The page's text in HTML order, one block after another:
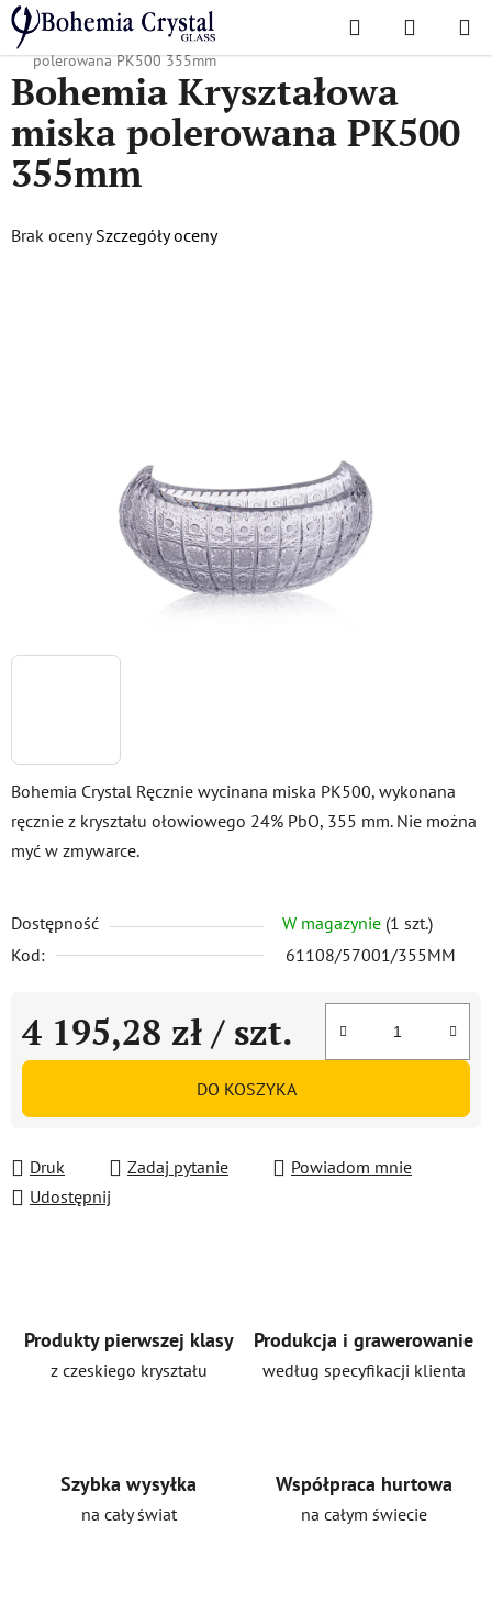
Przejść
do
treści
Szukaj KOSZYK
Home
/ Popularne kolekcje / PK500
Bohemia Kryształowa miska
polerowana PK500 355mm
Bohemia Crystal Ręcznie wycinana miska PK500, wykonana
ręcznie z kryształu ołowiowego 24% PbO, 355 mm. Nie można
myć w zmywarce.
Dostępność W magazynie (1 szt.)
Kod:
61108/57001/355MM
4 195,28 zł / szt.
Cena jednostkowa:
DO KOSZYKA
Druk Zadaj pytanie
Powiadom mnie
Udostępnij
Bohemia Kryształowa
miska polerowana PK500
355mm
Średnia
Brak oceny Szczegóły oceny
Produkty pierwszej klasy
z czeskiego kryształu
Produkcja i grawerowanie
według specyfikacji klienta
Szybka wysyłka
na cały świat
Współpraca hurtowa
na całym świecie